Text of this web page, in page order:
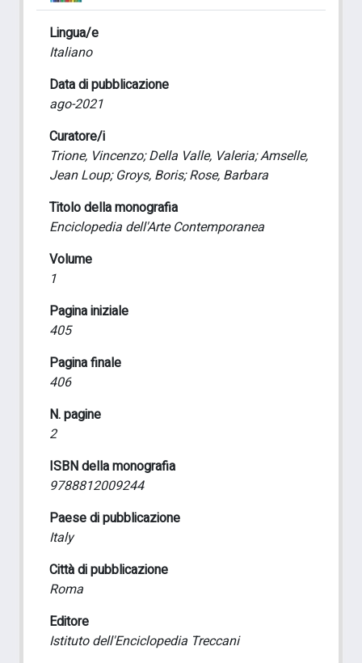
Lingua/e
Italiano
Data di pubblicazione
ago-2021
Curatore/i
Trione, Vincenzo; Della Valle, Valeria; Amselle,
Jean Loup; Groys, Boris; Rose, Barbara
Titolo della monografia
Enciclopedia dell'Arte Contemporanea
Volume
1
Pagina iniziale
405
Pagina finale
406
N. pagine
2
ISBN della monografia
9788812009244
Paese di pubblicazione
Italy
Città di pubblicazione
Roma
Editore
Istituto dell'Enciclopedia Treccani